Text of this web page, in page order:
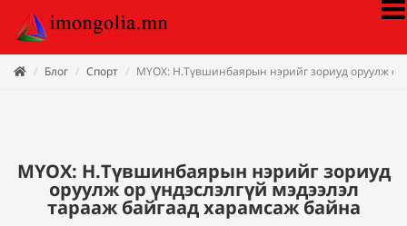
Блог Спорт МҮОХ: Н.Түвшинбаярын нэрийг зориуд оруулж ор
МҮОХ: Н.Түвшинбаярын нэрийг зориуд
оруулж ор үндэслэлгүй мэдээлэл
тарааж байгаад харамсаж байна